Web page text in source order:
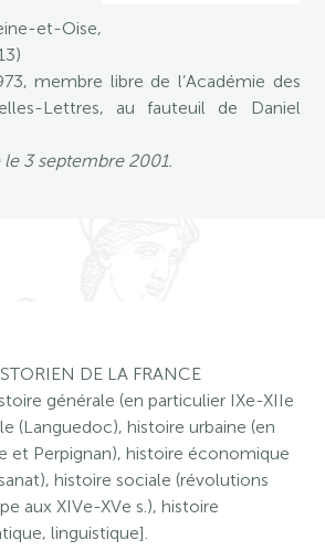
et-Oise,
membre libre de l’Académie des
Lettres, au fauteuil de Daniel
3 septembre 2001.
DE LA FRANCE
générale (en particulier IXe-XIIe
(Languedoc), histoire urbaine (en
et Perpignan), histoire économique
histoire sociale (révolutions
aux XIVe-XVe s.), histoire
linguistique].